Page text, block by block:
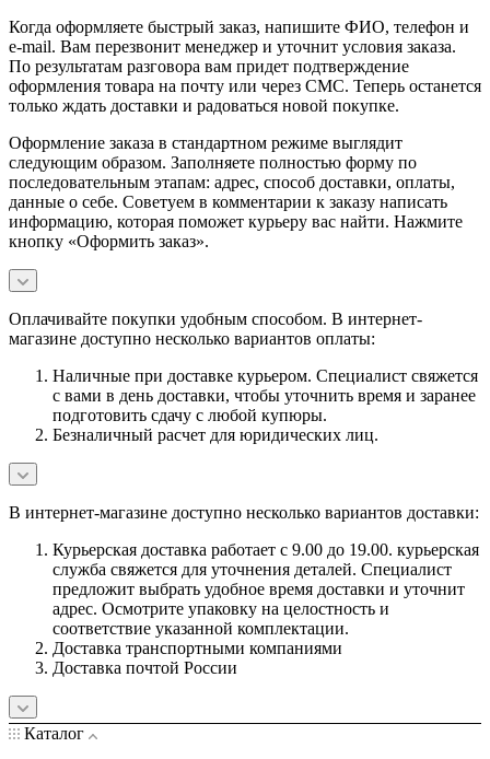
Когда оформляете быстрый заказ, напишите ФИО, телефон и
e-mail. Вам перезвонит менеджер и уточнит условия заказа.
По результатам разговора вам придет подтверждение
оформления товара на почту или через СМС. Теперь останется
только ждать доставки и радоваться новой покупке.
Оформление заказа в стандартном режиме выглядит
следующим образом. Заполняете полностью форму по
последовательным этапам: адрес, способ доставки, оплаты,
данные о себе. Советуем в комментарии к заказу написать
информацию, которая поможет курьеру вас найти. Нажмите
кнопку «Оформить заказ».
Оплачивайте покупки удобным способом. В интернет-
магазине доступно несколько вариантов оплаты:
Наличные при доставке курьером. Специалист свяжется
с вами в день доставки, чтобы уточнить время и заранее
подготовить сдачу с любой купюры.
Безналичный расчет для юридических лиц.
В интернет-магазине доступно несколько вариантов доставки:
Курьерская доставка работает с 9.00 до 19.00. курьерская
служба свяжется для уточнения деталей. Специалист
предложит выбрать удобное время доставки и уточнит
адрес. Осмотрите упаковку на целостность и
соответствие указанной комплектации.
Доставка транспортными компаниями
Доставка почтой России
Каталог